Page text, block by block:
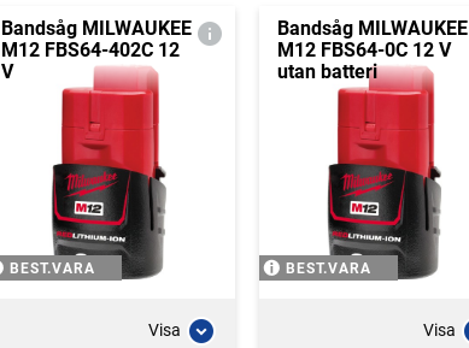
Bandsåg MILWAUKEE
M12 FBS64-402C 12
V
BEST.VARA
Visa
Bandsåg MILWAUKEE
M12 FBS64-0C 12 V
utan batteri
BEST.VARA
Visa